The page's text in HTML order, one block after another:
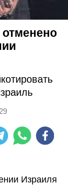
Израиля